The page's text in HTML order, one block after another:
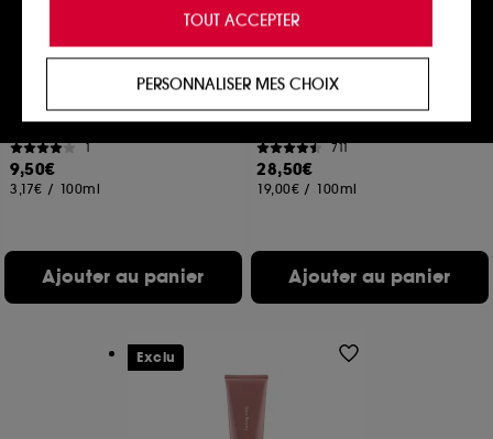
Hydrabio Brume
Brume visage rafraîchissante hydratante peaux sensibles
1
9,50€
3,17€ / 100ml
Ajouter au panier
GLOW RECIPE
Avocado Ceramide
Nettoyant hydratant pour la barrière cutanée
711
28,50€
19,00€ / 100ml
Ajouter au panier
Exclu
de vous offrir une expérience enrichie et
personnalisée en vous recommandant des
produits, des services et des contenus qui
proposer des offres promotionnelles adaptées à
votre profil.
Cookies réseaux sociaux et publicité :
utilisés pour vous présenter du contenu susceptible
de vous plaire via des publicités, y compris sur des
navigation, et de l'historique de vos interactions.
Cookies de mesure d’audience :ils nous
fréquentation et de navigation sur notre site afin
d’en améliorer la performance.
Cookies de sécurisation des paiements en ligne :
ils nous permettent de lutter notamment contre les
TOUT ACCEPTER
PERSONNALISER MES CHOIX